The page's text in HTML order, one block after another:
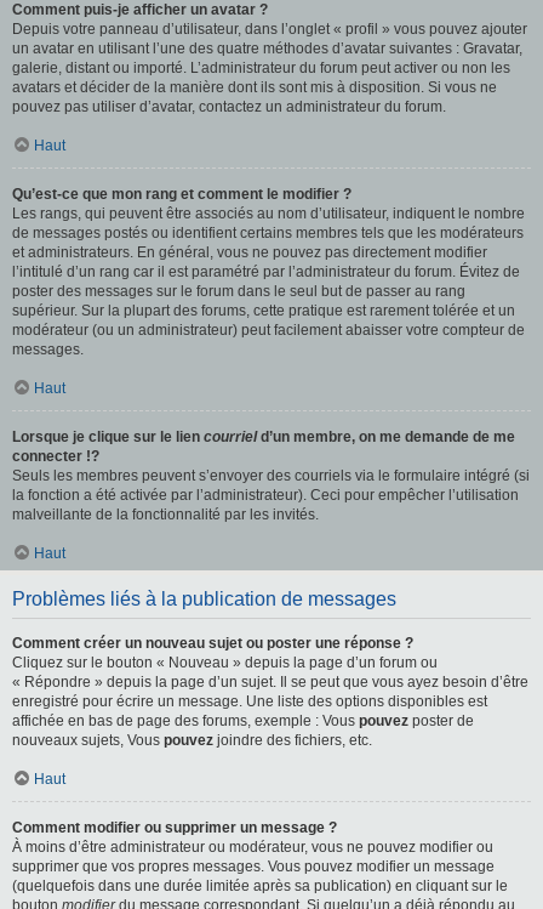
Comment puis-je afficher un avatar ?
Depuis votre panneau d’utilisateur, dans l’onglet « profil » vous pouvez ajouter
un avatar en utilisant l’une des quatre méthodes d’avatar suivantes : Gravatar,
galerie, distant ou importé. L’administrateur du forum peut activer ou non les
avatars et décider de la manière dont ils sont mis à disposition. Si vous ne
pouvez pas utiliser d’avatar, contactez un administrateur du forum.
Haut
Qu’est-ce que mon rang et comment le modifier ?
Les rangs, qui peuvent être associés au nom d’utilisateur, indiquent le nombre
de messages postés ou identifient certains membres tels que les modérateurs
et administrateurs. En général, vous ne pouvez pas directement modifier
l’intitulé d’un rang car il est paramétré par l’administrateur du forum. Évitez de
poster des messages sur le forum dans le seul but de passer au rang
supérieur. Sur la plupart des forums, cette pratique est rarement tolérée et un
modérateur (ou un administrateur) peut facilement abaisser votre compteur de
messages.
Haut
Lorsque je clique sur le lien courrield’un membre, on me demande de me
connecter !?
Seuls les membres peuvent s’envoyer des courriels via le formulaire intégré (si
la fonction a été activée par l’administrateur). Ceci pour empêcher l’utilisation
malveillante de la fonctionnalité par les invités.
Haut
Problèmes liés à la publication de messages
Comment créer un nouveau sujet ou poster une réponse ?
Cliquez sur le bouton « Nouveau » depuis la page d’un forum ou
« Répondre » depuis la page d’un sujet. Il se peut que vous ayez besoin d’être
enregistré pour écrire un message. Une liste des options disponibles est
affichée en bas de page des forums, exemple : Vous pouvez poster de
nouveaux sujets, Vous pouvez joindre des fichiers, etc.
Haut
Comment modifier ou supprimer un message ?
À moins d’être administrateur ou modérateur, vous ne pouvez modifier ou
supprimer que vos propres messages. Vous pouvez modifier un message
(quelquefois dans une durée limitée après sa publication) en cliquant sur le
bouton modifierdu message correspondant. Si quelqu’un a déjà répondu au